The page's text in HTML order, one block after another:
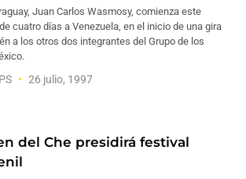
Juan Carlos Wasmosy, comienza este
cuatro días a Venezuela, en el inicio de una gira
a los otros dos integrantes del Grupo de los
26 julio, 1997
del Che presidirá festival